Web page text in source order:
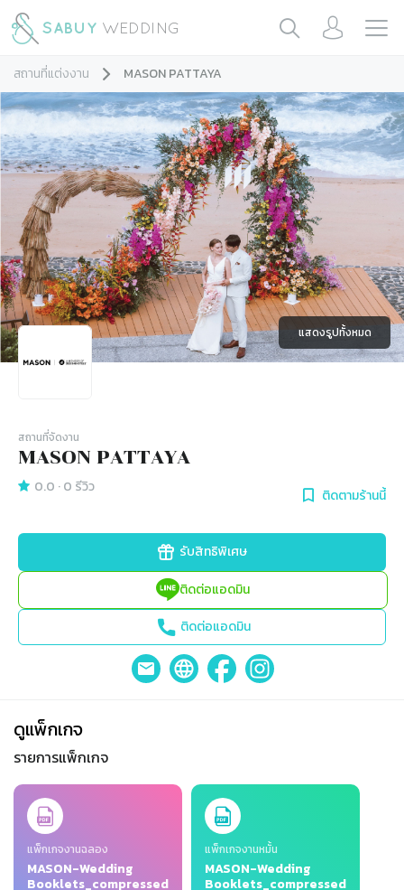
สถานที่แต่งงาน MASON PATTAYA
แสดงรูปทั้งหมด
สถานที่จัดงาน
MASON PATTAYA
0.0 ·0 รีวิว ติดตามร้านนี้
รับสิทธิพิเศษ
ติดต่อแอดมิน
ติดต่อแอดมิน
ดูแพ็กเกจ
รายการแพ็กเกจ
Slide 1 of 2
แพ็กเกจงานฉลอง
MASON-Wedding
Booklets_compressed.pdf
แพ็กเกจงานหมั้น
MASON-Wedding
Booklets_compressed.pdf